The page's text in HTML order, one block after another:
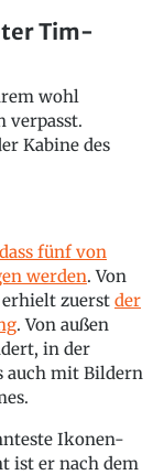
Tim-
wohl
verpasst.
Kabine des
dass fünf von
werden. Von
zuerst der
. Von außen
in der
auch mit Bildern
Ikonen-
ist er nach dem